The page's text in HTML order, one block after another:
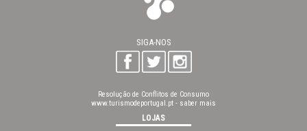
SIGA-NOS
Resolução de Conflitos de Consumo
www.turismodeportugal.pt - saber mais
LOJAS